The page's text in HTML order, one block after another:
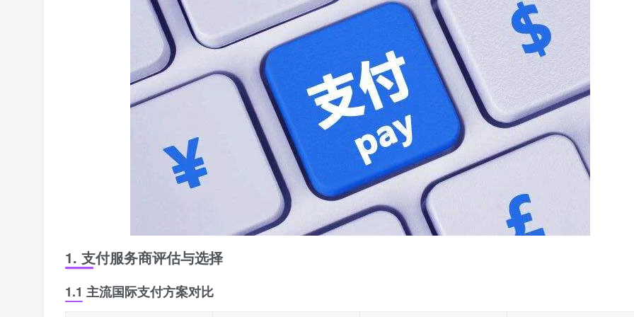
1. 支付服务商评估与选择
1.1 主流国际支付方案对比